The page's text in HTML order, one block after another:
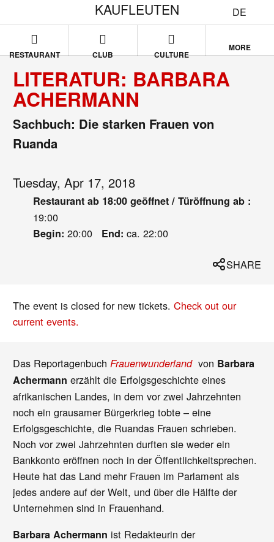
DE
KAUFLEUTEN
RESTAURANT CLUB CULTURE
MORE
LITERATUR: BARBARA
ACHERMANN
Sachbuch: Die starken Frauen von
Ruanda
Tuesday, Apr 17, 2018
Restaurant ab 18:00 geöffnet / Türöffnung ab :
19:00
Begin: 20:00 End: ca. 22:00
SHARE
The event is closed for new tickets.Check out our
current events.
Das Reportagenbuch Frauenwunderland von Barbara
Achermannerzählt die Erfolgsgeschichte eines
afrikanischen Landes, in dem vor zwei Jahrzehnten
noch ein grausamer Bürgerkrieg tobte – eine
Erfolgsgeschichte, die Ruandas Frauen schrieben.
Noch vor zwei Jahrzehnten durften sie weder ein
Bankkonto eröffnen noch in der Öffentlichkeitsprechen.
Heute hat das Land mehr Frauen im Parlament als
jedes andere auf der Welt, und über die Hälfte der
Unternehmen sind in Frauenhand.
Barbara Achermann ist Redakteurin der